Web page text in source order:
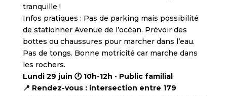
tranquille !
Infos pratiques : Pas de parking mais possibilité
de stationner Avenue de l’océan. Prévoir des
bottes ou chaussures pour marcher dans l’eau.
Pas de tongs. Bonne motricité car marche dans
les rochers.
Lundi 29 juin 🕐 10h-12h • Public familial
📍 Rendez-vous : intersection entre 179